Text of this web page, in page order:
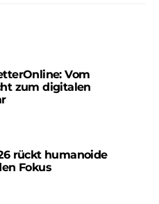
Vom
zum digitalen
rückt humanoide
Fokus